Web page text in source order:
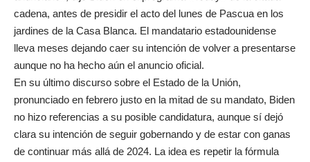
cadena, antes de presidir el acto del lunes de Pascua en los
jardines de la Casa Blanca. El mandatario estadounidense
lleva meses dejando caer su intención de volver a presentarse
aunque no ha hecho aún el anuncio oficial.
En su último discurso sobre el Estado de la Unión,
pronunciado en febrero justo en la mitad de su mandato, Biden
no hizo referencias a su posible candidatura, aunque sí dejó
clara su intención de seguir gobernando y de estar con ganas
de continuar más allá de 2024. La idea es repetir la fórmula